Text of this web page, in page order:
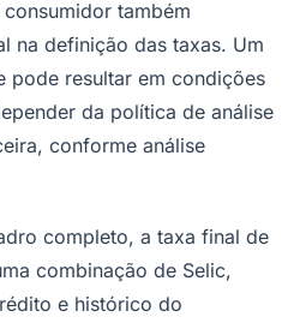
também
na definição das taxas. Um
pode resultar em condições
da política de análise
conforme análise
completo, a taxa final de
combinação de Selic,
e histórico do